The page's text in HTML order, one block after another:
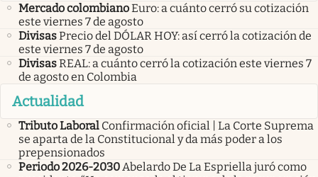
Mercado colombianoEuro: a cuánto cerró su cotización
este viernes 7 de agosto
DivisasPrecio del DÓLAR HOY: así cerró la cotización de
este viernes 7 de agosto
DivisasREAL: a cuánto cerró la cotización este viernes 7
de agosto en Colombia
Actualidad
Tributo Laboral Confirmación oficial | La Corte Suprema
se aparta de la Constitucional y da más poder a los
prepensionados
Periodo 2026-2030Abelardo De La Espriella juró como